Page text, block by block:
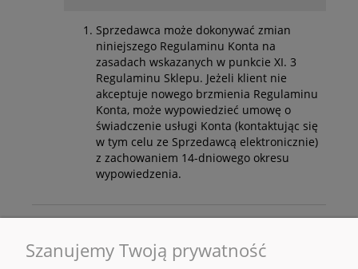
Sprzedawca może dokonywać zmian
niniejszego Regulaminu Konta na
zasadach wskazanych w punkcie XI. 3
Regulaminu Sklepu. Jeżeli klient nie
akceptuje nowego brzmienia Regulaminu
Konta, może wypowiedzieć umowę o
świadczenie usługi Konta (kontaktując się
w tym celu ze Sprzedawcą elektronicznie)
z zachowaniem 14-dniowego okresu
wypowiedzenia.
Szanujemy Twoją prywatność